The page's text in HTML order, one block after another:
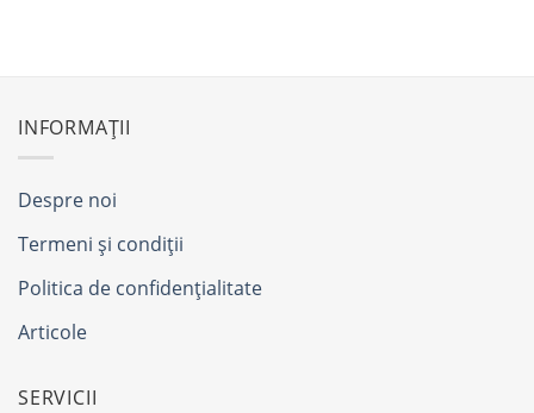
INFORMAȚII
Despre noi
Termeni și condiții
Politica de confidențialitate
Articole
SERVICII